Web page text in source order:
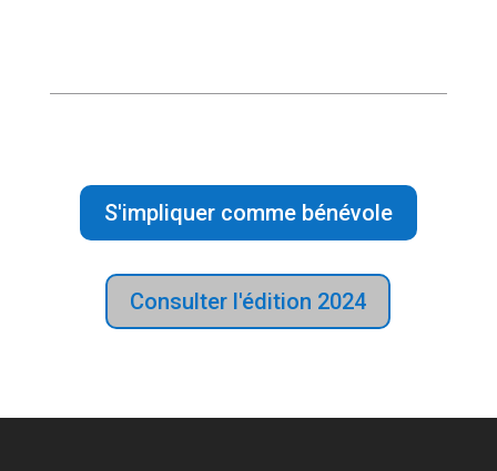
S'impliquer comme bénévole
Consulter l'édition 2024